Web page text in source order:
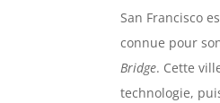
San Francisco
connue pour
Bridge. Cette
technologie,